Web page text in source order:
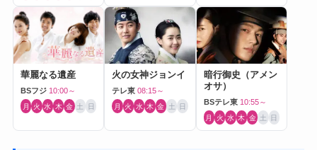
華麗なる遺産
BSフジ 10:00～
月 火 水 木 金 土 日
火の女神ジョンイ
テレ東 08:15～
月 火 水 木 金 土 日
暗行御史（アメン
オサ）
BSテレ東 10:55～
月 火 水 木 金 土 日